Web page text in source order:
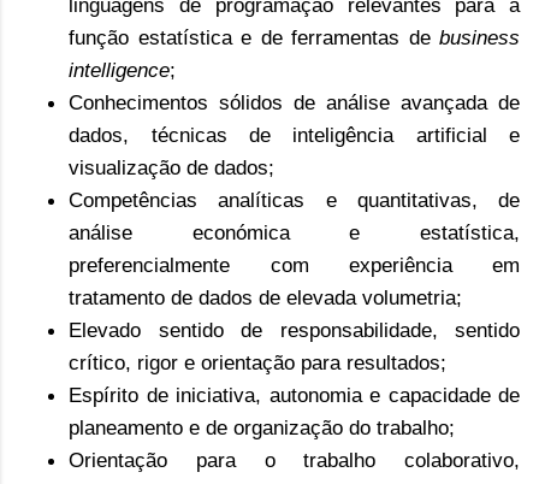
linguagens de programação relevantes para a
função estatística e de ferramentas de business
intelligence;
Conhecimentos sólidos de análise avançada de
dados, técnicas de inteligência artificial e
visualização de dados;
Competências analíticas e quantitativas, de
análise económica e estatística,
preferencialmente com experiência em
tratamento de dados de elevada volumetria;
Elevado sentido de responsabilidade, sentido
crítico, rigor e orientação para resultados;
Espírito de iniciativa, autonomia e capacidade de
planeamento e de organização do trabalho;
Orientação para o trabalho colaborativo,